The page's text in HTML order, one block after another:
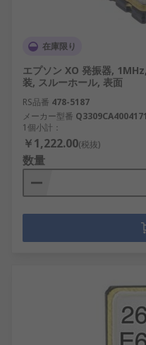
在庫限り
エプソン XO 発振器,
装, スルーホール, 表面
RS品番 478-5187
メーカー型番
1個小計：
￥1,222.00(税抜)
数量